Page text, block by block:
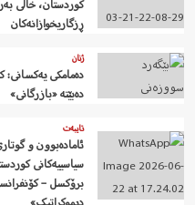
کوردستان، خاڵی
ڕزگاریخوازانەکان
ژنان
دەمامکی یەکسانی:
دەبێتە «بازرگانی»
تایبەت
ئامادەبوون و
سیاسییەکانی
برۆکسل –